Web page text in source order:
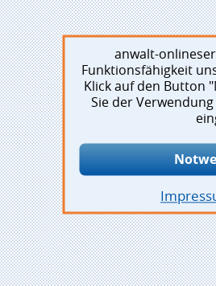
anwalt-
Funktionsfähigkeit
Klick auf den Button
Sie der